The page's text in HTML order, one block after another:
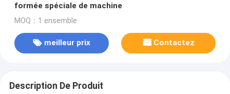
formée spéciale de machine
MOQ：1 ensemble
meilleur prix Contactez
Description De Produit